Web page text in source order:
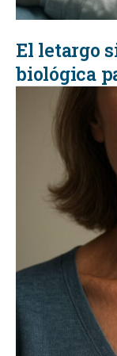
El letargo
biológica